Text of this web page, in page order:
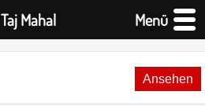
Taj Mahal Menü
Ansehen